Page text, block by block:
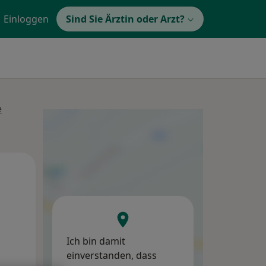
Einloggen Sind Sie Ärztin oder Arzt?
Ich bin damit
einverstanden, dass